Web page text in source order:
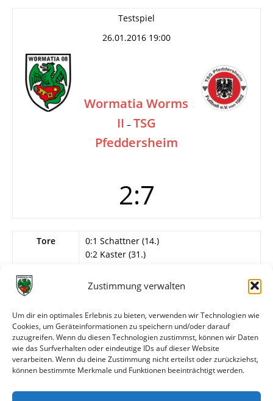
Zustimmung verwalten
Um dir ein optimales Erlebnis zu bieten, verwenden wir Technologien wie
Cookies, um Geräteinformationen zu speichern und/oder darauf
zuzugreifen. Wenn du diesen Technologien zustimmst, können wir Daten
wie das Surfverhalten oder eindeutige IDs auf dieser Website
verarbeiten. Wenn du deine Zustimmung nicht erteilst oder zurückziehst,
können bestimmte Merkmale und Funktionen beeinträchtigt werden.
Testspiel
26.01.2016 19:00
Wormatia Worms
II – TSG
Pfeddersheim
2:7
Tore
0:1 Schattner (14.)
0:2 Kaster (31.)
0:4 Aztekin (68.)
0:5 Aztekin (71.)
0:7 Aztekin (78.)
1:7 Matijevic (83.)
2:7 A. Aslan (88.)